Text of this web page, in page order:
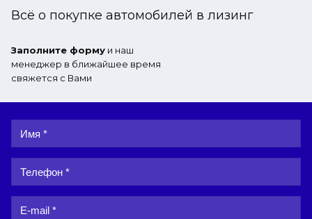
Всё о покупке автомобилей в лизинг
Заполните форму и наш
менеджер в ближайшее время
свяжется с Вами